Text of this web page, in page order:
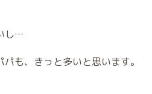
し…
も、きっと多いと思います。